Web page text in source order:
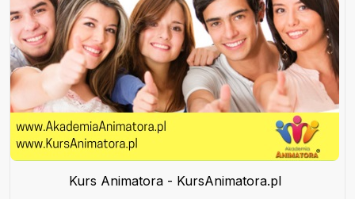
Kurs Animatora - KursAnimatora.pl